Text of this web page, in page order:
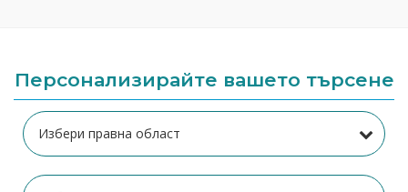
Персонализирайте вашето търсене